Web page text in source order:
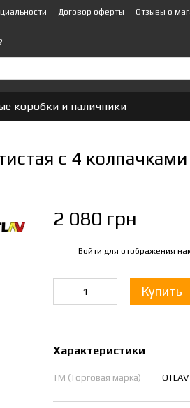
Договор оферты Отзывы о
коробки и наличники
с 4 колпачками
2 080 грн
Войти для отображения
Купить
Характеристики
ТМ (Торговая марка) OTLAV